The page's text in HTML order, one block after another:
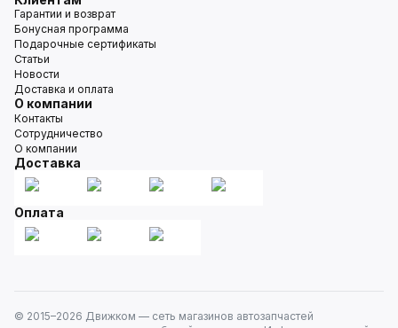
Гарантии и возврат
Бонусная программа
Подарочные сертификаты
Статьи
Новости
Доставка и оплата
О компании
Контакты
Сотрудничество
О компании
Доставка
Оплата
© 2015–2026 Движком — сеть магазинов автозапчастей